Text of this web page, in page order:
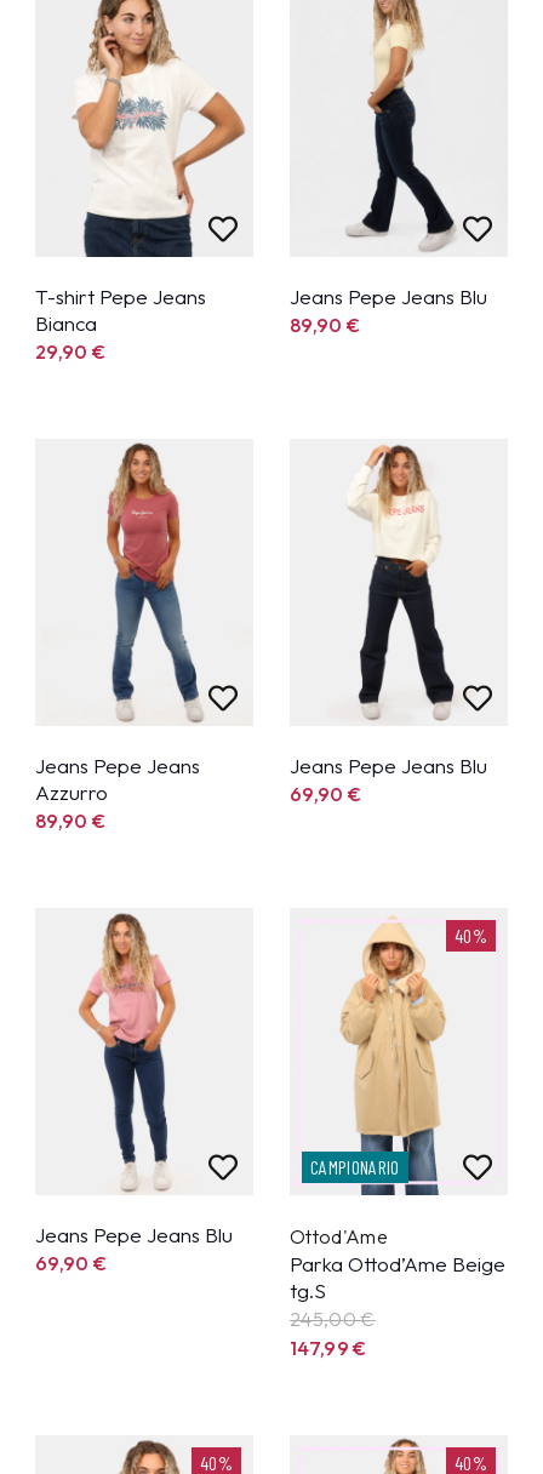
T-shirt Pepe Jeans
Bianca
29,90€
Jeans Pepe Jeans Blu
89,90€
Jeans Pepe Jeans
Azzurro
89,90€
Jeans Pepe Jeans Blu
69,90€
Jeans Pepe Jeans Blu
69,90€
40%
CAMPIONARIO
Ottod'Ame
Parka Ottod’Ame Beige
tg.S
245,00 €
147,99€
40% 40%